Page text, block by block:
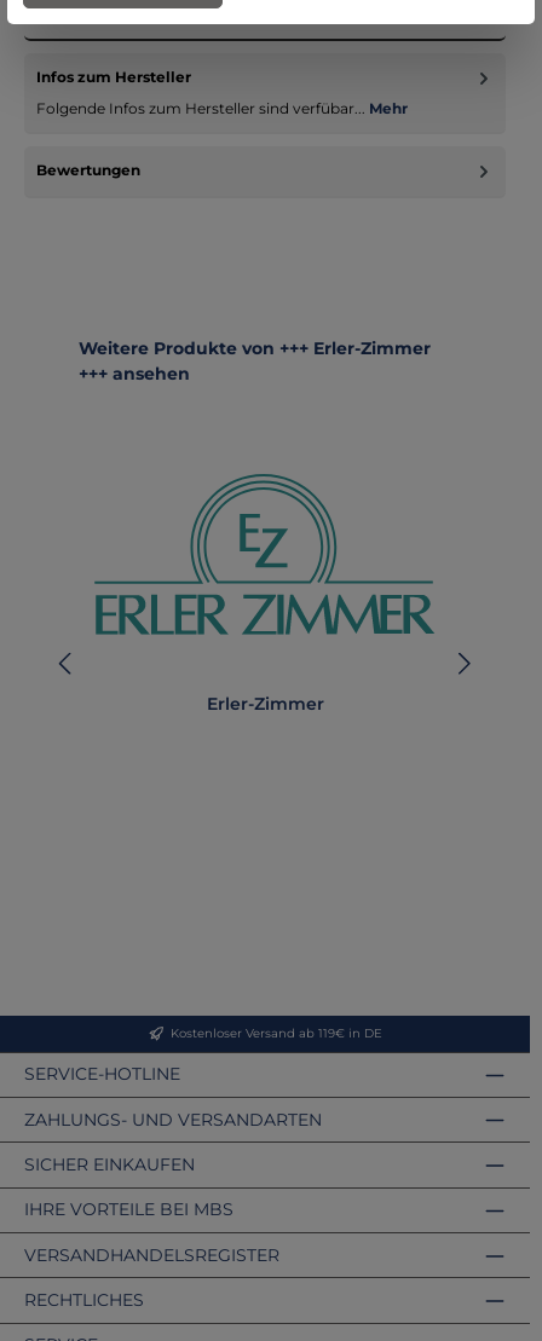
femoris…Mehr
Infos zum Hersteller
Folgende Infos zum Hersteller sind verfübar... Mehr
Bewertungen
Produktgalerie überspringen
Weitere Produkte von +++ Erler-Zimmer
+++ ansehen
Erler-Zimmer
Kostenloser Versand ab 119€ in DE
SERVICE-HOTLINE
ZAHLUNGS- UND VERSANDARTEN
VERSANDHANDELSREGISTER
SICHER EINKAUFEN
IHRE VORTEILE BEI MBS
RECHTLICHES